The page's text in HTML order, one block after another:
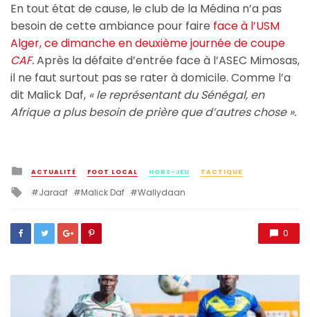
En tout état de cause, le club de la Médina n’a pas
besoin de cette ambiance pour faire face à l’USM
Alger, ce dimanche en deuxième journée de coupe
CAF.Après la défaite d’entrée face à l’ASEC Mimosas,
il ne faut surtout pas se rater à domicile. Comme l’a
dit Malick Daf, « le représentant du Sénégal, en
Afrique a plus besoin de prière que d’autres chose ».
Posted
in
ACTUALITÉ FOOT LOCAL HORS-JEU TACTIQUE
Tagged
Jaraaf Malick Daf Wallydaan
0